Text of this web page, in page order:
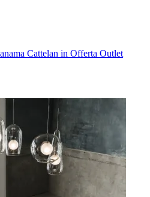
Cattelan in Offerta Outlet